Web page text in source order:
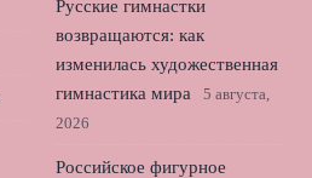
Русские гимнастки
возвращаются: как
изменилась художественная
гимнастика мира
5 августа,
2026
Российское фигурное